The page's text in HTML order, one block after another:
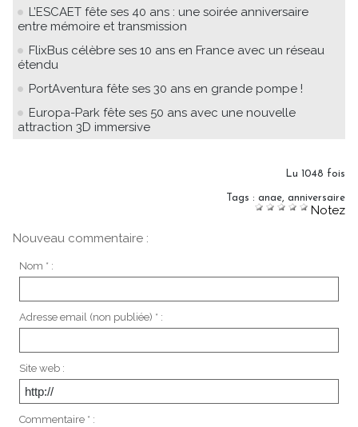
L’ESCAET fête ses 40 ans : une soirée anniversaire
entre mémoire et transmission
FlixBus célèbre ses 10 ans en France avec un réseau
étendu
PortAventura fête ses 30 ans en grande pompe !
Europa-Park fête ses 50 ans avec une nouvelle
attraction 3D immersive
Lu 1048 fois
Tags : anae anniversaire
Notez
Nouveau commentaire :
Nom * :
Adresse email (non publiée) * :
Site web :
Commentaire * :